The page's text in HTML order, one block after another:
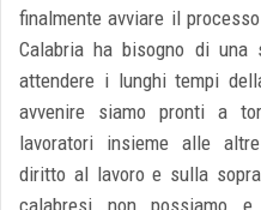
finalmente avviare il
Calabria ha bisogno di una
attendere i lunghi tempi
avvenire siamo pronti a
lavoratori insieme alle
diritto al lavoro e sulla
calabresi non possiamo